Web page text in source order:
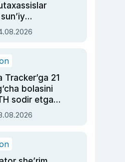
xavotir
21
bolasini
sodir etgan
hukmi o‘qildi